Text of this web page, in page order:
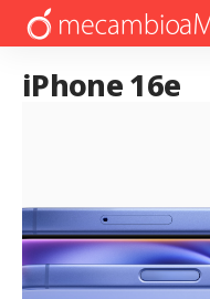
iPhone 16e